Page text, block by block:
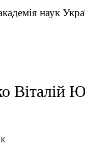
наук
Віталій